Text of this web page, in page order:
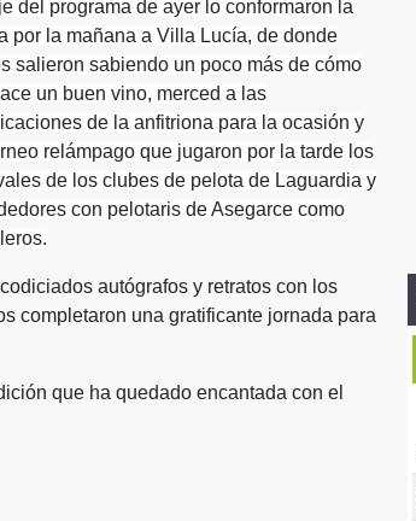
del programa de ayer lo conformaron la
por la mañana a Villa Lucía, de donde
salieron sabiendo un poco más de cómo
un buen vino, merced a las
de la anfitriona para la ocasión y
relámpago que jugaron por la tarde los
de los clubes de pelota de Laguardia y
con pelotaris de Asegarce como
autógrafos y retratos con los
completaron una gratificante jornada para
que ha quedado encantada con el